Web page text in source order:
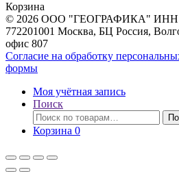
Корзина
© 2026 ООО "ГЕОГРАФИКА" ИНН:
772201001 Москва, БЦ Россия,
офис 807
Согласие на обработку
формы
Моя учётная запись
Поиск
Искать:
Корзина 0